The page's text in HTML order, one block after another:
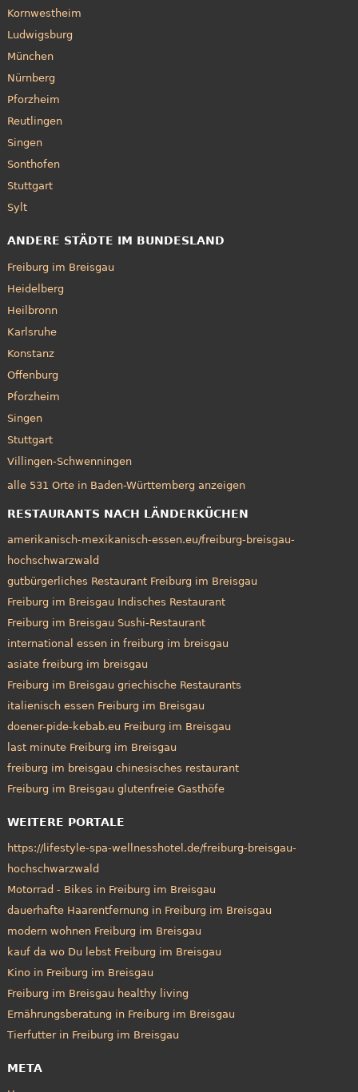
Kornwestheim
Ludwigsburg
München
Nürnberg
Pforzheim
Reutlingen
Singen
Sonthofen
Stuttgart
Sylt
ANDERE STÄDTE IM BUNDESLAND
Freiburg im Breisgau
Heidelberg
Heilbronn
Karlsruhe
Konstanz
Offenburg
Pforzheim
Singen
Stuttgart
Villingen-Schwenningen
alle 531 Orte in Baden-Württemberg anzeigen
RESTAURANTS NACH LÄNDERKÜCHEN
amerikanisch-mexikanisch-essen.eu/freiburg-breisgau-
hochschwarzwald
gutbürgerliches Restaurant Freiburg im Breisgau
Freiburg im Breisgau Indisches Restaurant
Freiburg im Breisgau Sushi-Restaurant
international essen in freiburg im breisgau
asiate freiburg im breisgau
Freiburg im Breisgau griechische Restaurants
italienisch essen Freiburg im Breisgau
doener-pide-kebab.eu Freiburg im Breisgau
last minute Freiburg im Breisgau
freiburg im breisgau chinesisches restaurant
Freiburg im Breisgau glutenfreie Gasthöfe
WEITERE PORTALE
https://lifestyle-spa-wellnesshotel.de/freiburg-breisgau-
hochschwarzwald
Motorrad - Bikes in Freiburg im Breisgau
dauerhafte Haarentfernung in Freiburg im Breisgau
modern wohnen Freiburg im Breisgau
kauf da wo Du lebst Freiburg im Breisgau
Kino in Freiburg im Breisgau
Freiburg im Breisgau healthy living
Ernährungsberatung in Freiburg im Breisgau
Tierfutter in Freiburg im Breisgau
META